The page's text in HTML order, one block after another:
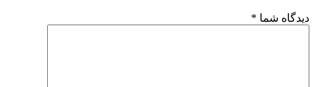
دیدگاه شما *